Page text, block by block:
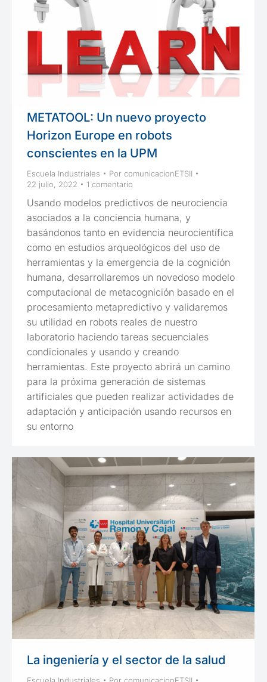
METATOOL: Un nuevo proyecto
Horizon Europe en robots
conscientes en la UPM
Escuela Industriales Por comunicacionETSII
22 julio, 2022
1 comentario
Usando modelos predictivos de neurociencia
asociados a la conciencia humana, y
basándonos tanto en evidencia neurocientífica
como en estudios arqueológicos del uso de
herramientas y la emergencia de la cognición
humana, desarrollaremos un novedoso modelo
computacional de metacognición basado en el
procesamiento metapredictivo y validaremos
su utilidad en robots reales de nuestro
laboratorio haciendo tareas secuenciales
condicionales y usando y creando
herramientas. Este proyecto abrirá un camino
para la próxima generación de sistemas
artificiales que pueden realizar actividades de
adaptación y anticipación usando recursos en
su entorno
La ingeniería y el sector de la salud